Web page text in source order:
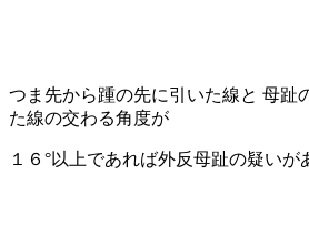
つま先から踵の先に引いた線と 母趾
た線の交わる角度が
１６°以上であれば外反母趾の疑いが